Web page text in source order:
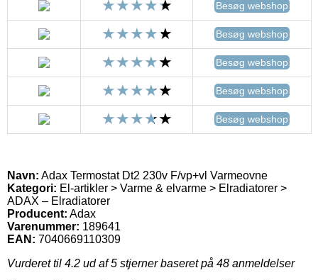
Besøg webshop
Besøg webshop
Besøg webshop
Besøg webshop
Besøg webshop
Navn: Adax Termostat Dt2 230v F/vp+vl Varmeovne
Kategori: El-artikler > Varme & elvarme > Elradiatorer >
ADAX – Elradiatorer
Producent: Adax
Varenummer: 189641
EAN: 7040669110309
Vurderet til 4.2 ud af 5 stjerner baseret på 48 anmeldelser